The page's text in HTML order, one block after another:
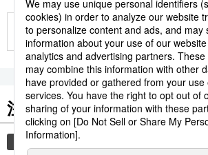
もっと見る
注目のキーワード
共同通信ニュース